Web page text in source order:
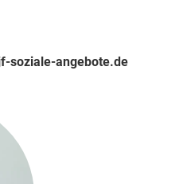
soziale-angebote.de